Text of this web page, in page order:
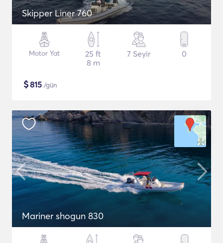
Skipper Liner 760
Motor Yat
25 ft
8 m
7 Seyir 0
$815 /gün
Mariner shogun 830